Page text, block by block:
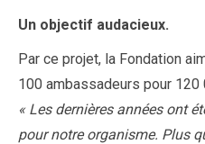
Un objectif audacieux.
Par ce projet, la Fondation
100 ambassadeurs pour 120
« Les dernières années ont
pour notre organisme. Plus